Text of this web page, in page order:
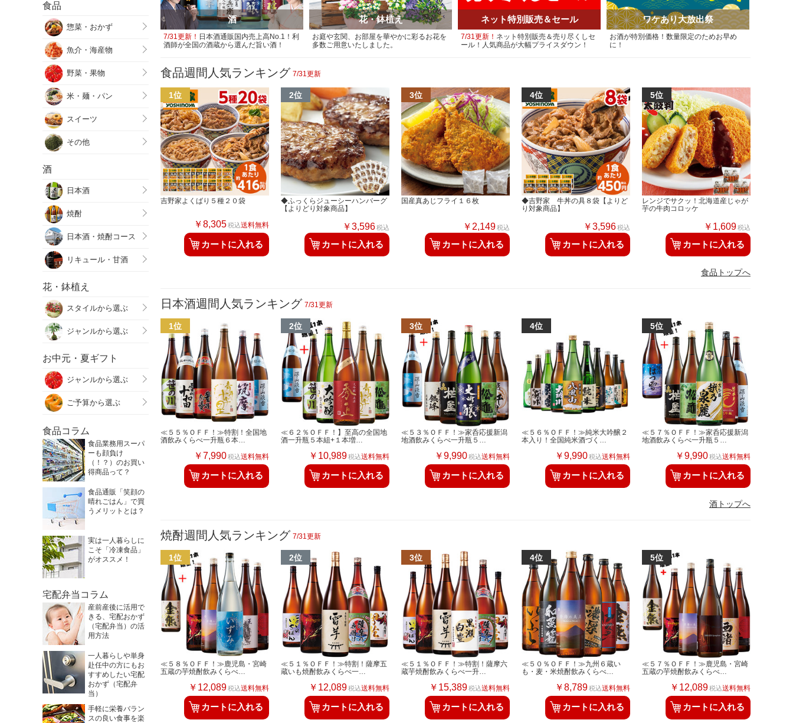
食品
惣菜・おかず
魚介・海産物
野菜・果物
米・麺・パン
スイーツ
その他
酒
日本酒
焼酎
日本酒・焼酎コース
リキュール・甘酒
花・鉢植え
スタイルから選ぶ
ジャンルから選ぶ
お中元・夏ギフト
ジャンルから選ぶ
ご予算から選ぶ
食品コラム
食品業務用スーパ
ーも顔負け
（！？）のお買い
得商品って？
食品通販「笑顔の
晴れごはん」で買
うメリットとは？
実は一人暮らしに
こそ「冷凍食品」
がオススメ！
宅配弁当コラム
産前産後に活用で
きる、宅配おかず
（宅配弁当）の活
用方法
一人暮らしや単身
赴任中の方にもお
すすめしたい宅配
おかず（宅配弁
当）
手軽に栄養バラン
スの良い食事を楽
酒
7/31更新！ 日本酒通販国内売上高No.1！利
酒師が全国の酒蔵から選んだ旨い酒！
花・鉢植え
お庭や玄関、お部屋を華やかに彩るお花を
多数ご用意いたしました。
ネット特別販売＆セール
7/31更新！ ネット特別販売＆売り尽くしセ
ール！人気商品が大幅プライスダウン！
ワケあり大放出祭
お酒が特別価格！数量限定のためお早め
に！
食品週間人気ランキング 7/31更新
吉野家よくばり５種２０袋
￥8,305税込送料無料
カートに入れる
◆ふっくらジューシーハンバーグ
【よりどり対象商品】
￥3,596税込
カートに入れる
国産真あじフライ１６枚
￥2,149税込
カートに入れる
◆吉野家 牛丼の具８袋【よりど
り対象商品】
￥3,596税込
カートに入れる
レンジでサクッ！北海道産じゃが
芋の牛肉コロッケ
￥1,609 税込
カートに入れる
食品トップへ
日本酒週間人気ランキング 7/31更新
≪５５％ＯＦＦ！≫特割！全国地
酒飲みくらべ一升瓶６本…
￥7,990税込送料無料
カートに入れる
≪６２％ＯＦＦ！】至高の全国地
酒一升瓶５本組+１本増…
￥10,989税込送料無料
カートに入れる
≪５３％ＯＦＦ！≫家呑応援新潟
地酒飲みくらべ一升瓶５…
￥9,990税込送料無料
カートに入れる
≪５６％ＯＦＦ！≫純米大吟醸２
本入り！全国純米酒づく…
￥9,990税込送料無料
カートに入れる
≪５７％ＯＦＦ！≫家呑応援新潟
地酒飲みくらべ一升瓶５…
￥9,990 税込送料無料
カートに入れる
酒トップへ
焼酎週間人気ランキング 7/31更新
≪５８％ＯＦＦ！≫鹿児島・宮崎
五蔵の芋焼酎飲みくらべ…
￥12,089税込送料無料
カートに入れる
≪５１％ＯＦＦ！≫特割！薩摩五
蔵いも焼酎飲みくらべ一…
￥12,089税込送料無料
カートに入れる
≪５１％ＯＦＦ！≫特割！薩摩六
蔵芋焼酎飲みくらべ一升…
￥15,389税込送料無料
カートに入れる
≪５０％ＯＦＦ！≫九州６蔵い
も・麦・米焼酎飲みくらべ…
￥8,789税込送料無料
カートに入れる
≪５７％ＯＦＦ！≫鹿児島・宮崎
五蔵の芋焼酎飲みくらべ…
￥12,089 税込送料無料
カートに入れる